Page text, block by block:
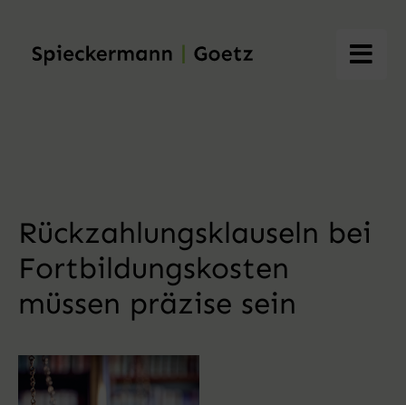
Rückzahlungsklauseln bei
Fortbildungskosten
müssen präzise sein